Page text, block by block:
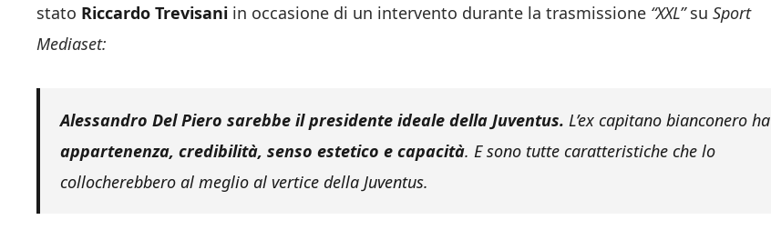
stato Riccardo Trevisani in occasione di un intervento durante la trasmissione “XXL”su Sport
Mediaset:
Alessandro Del Piero sarebbe il presidente ideale della Juventus. L’ex capitano bianconero ha
appartenenza, credibilità, senso estetico e capacità. E sono tutte caratteristiche che lo
collocherebbero al meglio al vertice della Juventus.